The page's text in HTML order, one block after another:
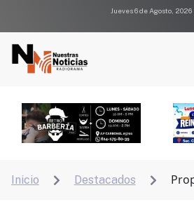
Jueves 6 de Agosto, 2026
Inicio  Destacados 